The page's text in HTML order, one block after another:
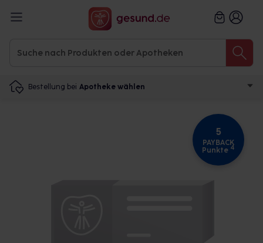
Bestellung bei Apotheke wählen
5
PAYBACK
Punkte 4